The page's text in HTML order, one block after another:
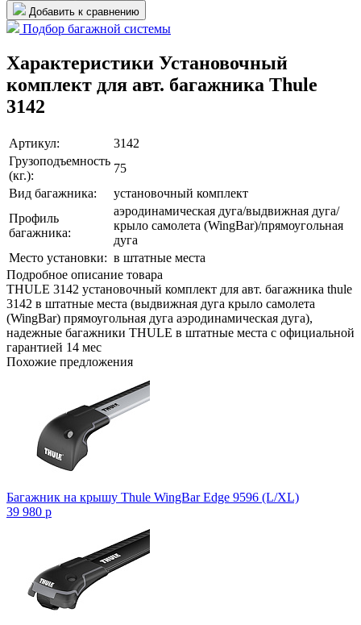
Добавить к сравнению
Подбор багажной системы
Характеристики Установочный
комплект для авт. багажника Thule
3142
Артикул:
3142
Грузоподъемность
(кг.):
75
Вид багажника:
установочный комплект
Профиль
багажника:
аэродинамическая дуга/выдвижная дуга/
крыло самолета (WingBar)/прямоугольная
дуга
Место установки: в штатные места
Подробное описание товара
THULE 3142 установочный комплект для авт. багажника thule
3142 в штатные места (выдвижная дуга крыло самолета
(WingBar) прямоугольная дуга аэродинамическая дуга),
надежные багажники THULE в штатные места с официальной
гарантией 14 мес
Похожие предложения
Багажник на крышу Thule WingBar Edge 9596 (L/XL)
39 980 p